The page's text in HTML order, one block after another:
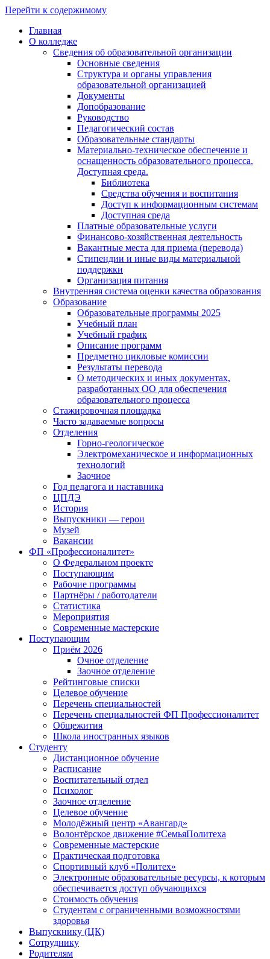
Перейти к содержимому
Главная
О колледже
Сведения об образовательной организации
Основные сведения
Структура и органы управления
образовательной организацией
Документы
Допобразование
Руководство
Педагогический состав
Образовательные стандарты
Материально-техническое обеспечение и
оснащенность образовательного процесса.
Доступная среда.
Библиотека
Средства обучения и воспитания
Доступ к информационным системам
Доступная среда
Платные образовательные услуги
Финансово-хозяйственная деятельность
Вакантные места для приема (перевода)
Стипендии и иные виды материальной
поддержки
Организация питания
Внутренняя система оценки качества образования
Образование
Образовательные программы 2025
Учебный план
Учебный график
Описание программ
Предметно цикловые комиссии
Результаты перевода
О методических и иных документах,
разработанных ОО для обеспечения
образовательного процесса
Стажировочная площадка
Часто задаваемые вопросы
Отделения
Горно-геологическое
Электромеханическое и информационных
технологий
Заочное
Год педагога и наставника
ЦПДЭ
История
Выпускники — герои
Музей
Вакансии
ФП «Профессионалитет»
О Федеральном проекте
Поступающим
Рабочие программы
Партнёры / работодатели
Статистика
Мероприятия
Современные мастерские
Поступающим
Приём 2026
Очное отделение
Заочное отделение
Рейтинговые списки
Целевое обучение
Перечень специальностей
Перечень специальностей ФП Профессионалитет
Общежития
Школа иностранных языков
Студенту
Дистанционное обучение
Расписание
Воспитательный отдел
Психолог
Заочное отделение
Целевое обучение
Молодёжный центр «Авангард»
Волонтёрское движение #СемьяПолитеха
Современные мастерские
Практическая подготовка
Спортивный клуб «Политех»
Электронные образовательные ресурсы, к которым
обеспечивается доступ обучающихся
Стоимость обучения
Студентам с ограниченными возможностями
здоровья
Выпускнику (ЦК)
Сотруднику
Родителям